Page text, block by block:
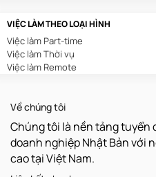
Sản Xuất/Lắp Ráp/Chế Biến
Nông/Lâm/Ngư Nghiệp
Luật/Pháp Chế
Kho Vận
Xây Dựng
Truyền Hình/Báo Chí
Thu Mua
Quản Lý
Hoá Sinh
Vận Hành/Bảo Trì/Bảo Dưỡng
Sales Admin
Nhân Viên Tuyển Dụng
Nhân Viên Thu Mua
Nhân Viên Lễ Tân
Nhân Viên Tư Vấn Bảo Hiểm
Trưởng Phòng Kinh Doanh
Trình Dược Viên
Nhân Viên Kho
Nhân Viên Xuất Nhập Khẩu
Nhân Viên Văn Phòng
Kế Toán Nội Bộ
VIỆC LÀM THEO LOẠI HÌNH
Việc làm Part-time
Việc làm Thời vụ
Việc làm Remote
Về chúng tôi
Chúng tôi là nền tảng tuyển
doanh nghiệp Nhật Bản với
cao tại Việt Nam.